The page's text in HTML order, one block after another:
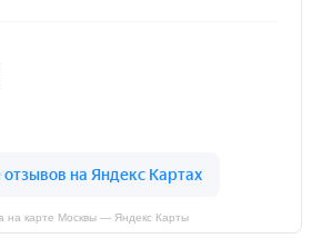
на карте Москвы — Яндекс Карты